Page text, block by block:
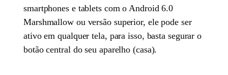
smartphones e tablets com o Android 6.0
Marshmallow ou versão superior, ele pode ser
ativo em qualquer tela, para isso, basta segurar o
botão central do seu aparelho (casa).